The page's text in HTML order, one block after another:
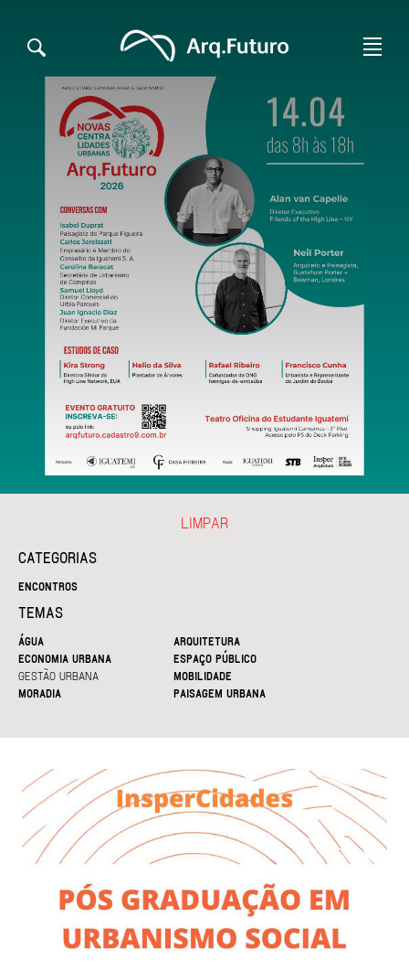
CATEGORIAS
ENCONTROS
TEMAS
ÁGUA
ARQUITETURA
ECONOMIA URBANA
ESPAÇO PÚBLICO
GESTÃO URBANA
MOBILIDADE
MORADIA
PAISAGEM URBANA
LIMPAR